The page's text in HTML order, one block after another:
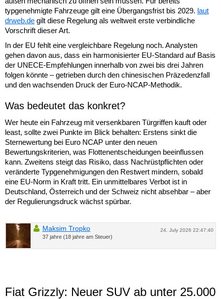
typgenehmigte Fahrzeuge gilt eine Übergangsfrist bis 2029. laut
drweb.de gilt diese Regelung als weltweit erste verbindliche
Vorschrift dieser Art.
In der EU fehlt eine vergleichbare Regelung noch. Analysten
gehen davon aus, dass ein harmonisierter EU-Standard auf Basis
der UNECE-Empfehlungen innerhalb von zwei bis drei Jahren
folgen könnte – getrieben durch den chinesischen Präzedenzfall
und den wachsenden Druck der Euro-NCAP-Methodik.
Was bedeutet das konkret?
Wer heute ein Fahrzeug mit versenkbaren Türgriffen kauft oder
least, sollte zwei Punkte im Blick behalten: Erstens sinkt die
Sternewertung bei Euro NCAP unter den neuen
Bewertungskriterien, was Flottenentscheidungen beeinflussen
kann. Zweitens steigt das Risiko, dass Nachrüstpflichten oder
veränderte Typgenehmigungen den Restwert mindern, sobald
eine EU-Norm in Kraft tritt. Ein unmittelbares Verbot ist in
Deutschland, Österreich und der Schweiz nicht absehbar – aber
der Regulierungsdruck wächst spürbar.
24. July 2026 22:47:40
Maksim Tropko
37 jahre (18 jahre am Steuer)
Fiat Grizzly: Neuer SUV ab unter 25.000